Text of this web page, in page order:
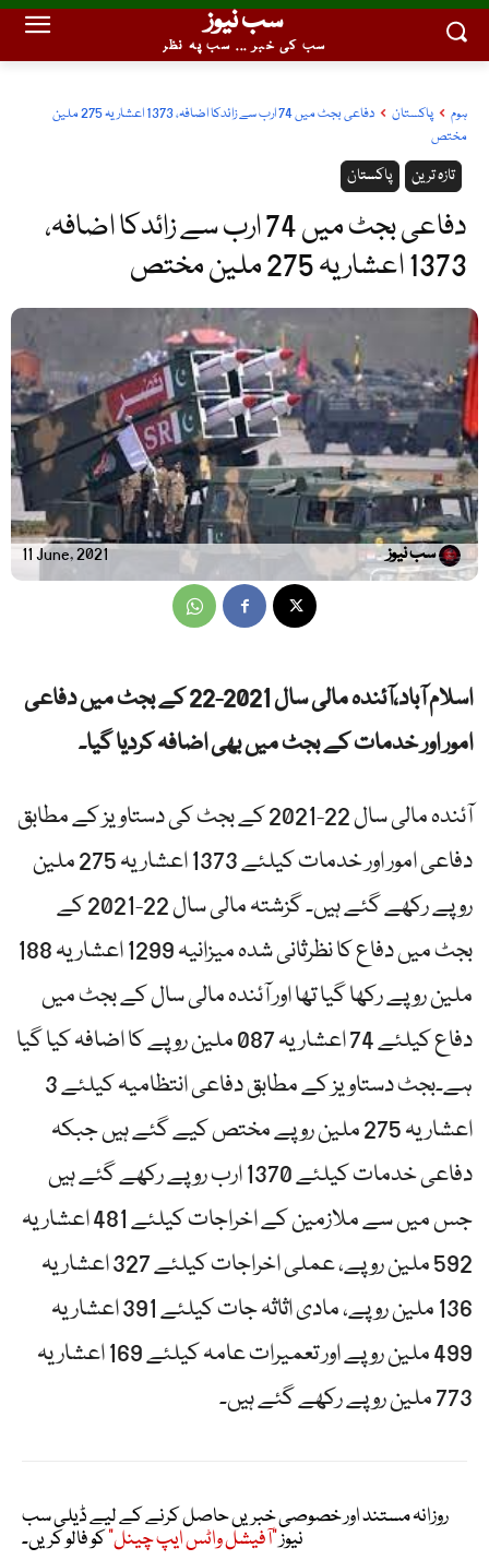
سب نیوز
سب کی خبر ... سب پہ نظر
ہوم پاکستان
دفاعی بجٹ میں 74 ارب سے زائدکا اضافہ، 1373 اعشاریہ 275 ملین
مختص
پاکستان تازہ ترین
دفاعی بجٹ میں 74 ارب سے زائدکا اضافہ،
1373 اعشاریہ 275 ملین مختص
11 June, 2021 سب نیوز
اسلام آباد،آئندہ مالی سال 2021-22 کے بجٹ میں دفاعی
امور اور خدمات کے بجٹ میں بھی اضافہ کردیا گیا۔
آئندہ مالی سال 22-2021 کے بجٹ کی دستاویز کے مطابق
دفاعی امور اور خدمات کیلئے 1373 اعشاریہ 275 ملین
روپے رکھے گئے ہیں۔ گزشتہ مالی سال 22-2021 کے
بجٹ میں دفاع کا نظرثانی شدہ میزانیہ 1299 اعشاریہ 188
ملین روپے رکھا گیا تھا اور آئندہ مالی سال کے بجٹ میں
دفاع کیلئے 74 اعشاریہ 087 ملین روپے کا اضافہ کیا گیا
ہے۔بجٹ دستاویز کے مطابق دفاعی انتظامیہ کیلئے 3
اعشاریہ 275 ملین روپے مختص کیے گئے ہیں جبکہ
دفاعی خدمات کیلئے 1370 ارب روپے رکھے گئے ہیں
جس میں سے ملازمین کے اخراجات کیلئے 481 اعشاریہ
592 ملین روپے، عملی اخراجات کیلئے 327 اعشاریہ
136 ملین روپے، مادی اثاثہ جات کیلئے 391 اعشاریہ
499 ملین روپے اور تعمیرات عامہ کیلئے 169 اعشاریہ
773 ملین روپے رکھے گئے ہیں۔
روزانہ مستند اور خصوصی خبریں حاصل کرنے کے لیے ڈیلی سب
نیوز"آفیشل واٹس ایپ چینل"کو فالو کریں۔